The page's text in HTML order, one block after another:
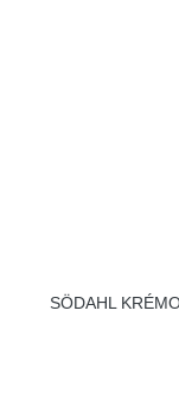
SÖDAHL